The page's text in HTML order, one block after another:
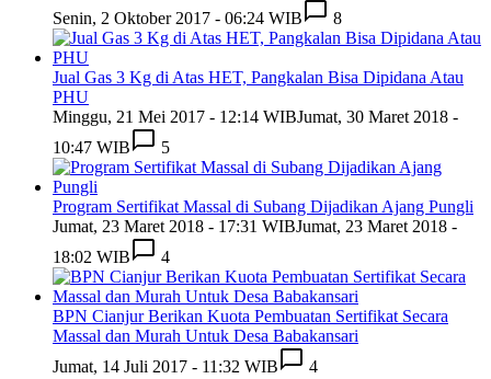
Senin, 2 Oktober 2017 - 06:24 WIB
8
Jual Gas 3 Kg di Atas HET, Pangkalan Bisa Dipidana Atau
PHU
Minggu, 21 Mei 2017 - 12:14 WIBJumat, 30 Maret 2018 -
10:47 WIB
5
Program Sertifikat Massal di Subang Dijadikan Ajang Pungli
Jumat, 23 Maret 2018 - 17:31 WIBJumat, 23 Maret 2018 -
18:02 WIB
4
BPN Cianjur Berikan Kuota Pembuatan Sertifikat Secara
Massal dan Murah Untuk Desa Babakansari
Jumat, 14 Juli 2017 - 11:32 WIB
4